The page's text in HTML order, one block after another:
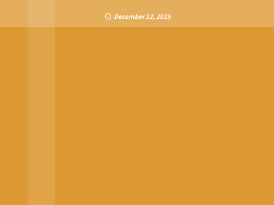
December12,2025